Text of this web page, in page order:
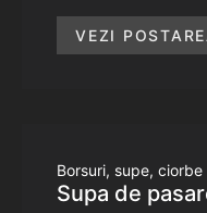
VEZI
Borsuri, supe, ciorbe
Supa de